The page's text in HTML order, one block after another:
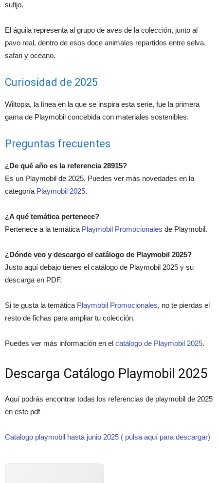
sufijo.
El águila representa al grupo de aves de la colección, junto al
pavo real, dentro de esos doce animales repartidos entre selva,
safari y océano.
Curiosidad de 2025
Wiltopia, la línea en la que se inspira esta serie, fue la primera
gama de Playmobil concebida con materiales sostenibles.
Preguntas frecuentes
¿De qué año es la referencia 28915?
Es un Playmobil de 2025. Puedes ver más novedades en la
categoría Playmobil 2025.
¿A qué temática pertenece?
Pertenece a la temática Playmobil Promocionales de Playmobil.
¿Dónde veo y descargo el catálogo de Playmobil 2025?
Justo aquí debajo tienes el catálogo de Playmobil 2025 y su
descarga en PDF.
Si te gusta la temática Playmobil Promocionales, no te pierdas el
resto de fichas para ampliar tu colección.
Puedes ver más información en el catálogo de Playmobil 2025.
Descarga Catálogo Playmobil 2025
Aquí podrás encontrar todas los referencias de playmobil de 2025
en este pdf
Catalogo playmobil hasta junio 2025 ( pulsa aquí para descargar)